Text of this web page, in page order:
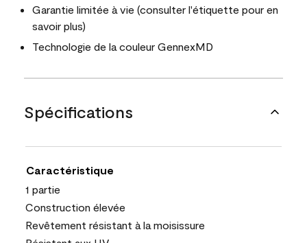
Garantie limitée à vie (consulter l'étiquette pour en
savoir plus)
Technologie de la couleur GennexMD
Spécifications
Caractéristique
1 partie
Construction élevée
Revêtement résistant à la moisissure